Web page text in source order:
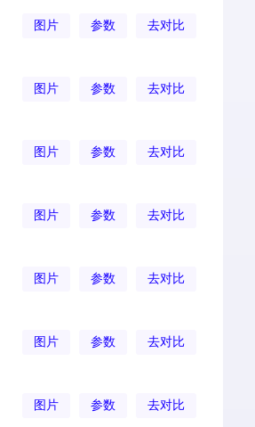
图片 参数 去对比
图片 参数 去对比
图片 参数 去对比
图片 参数 去对比
图片 参数 去对比
图片 参数 去对比
图片 参数 去对比